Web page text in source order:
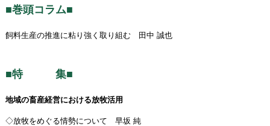
■巻頭コラム■
飼料生産の推進に粘り強く取り組む 田中 誠也
■特 集■
地域の畜産経営における放牧活用
◇放牧をめぐる情勢について 早坂 純